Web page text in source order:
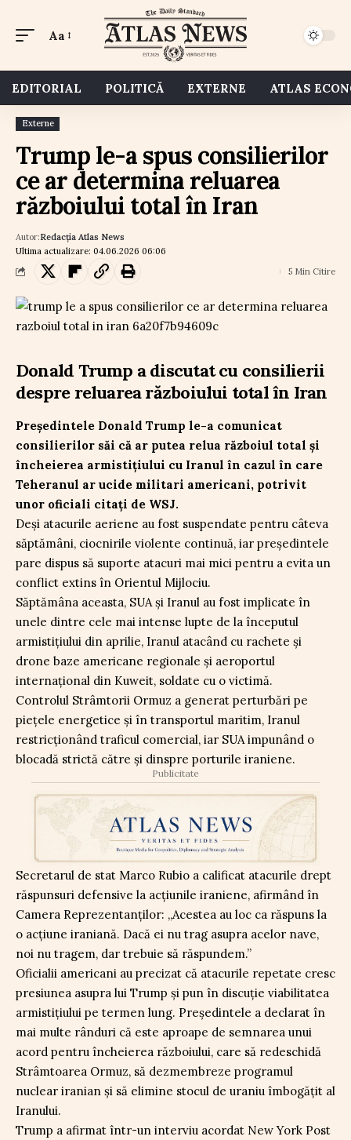
Aa
EDITORIAL POLITICĂ EXTERNE ATLAS
Externe
Trump le-a spus consilierilor
ce ar determina reluarea
războiului total în Iran
Ultima actualizare: 04.06.2026 06:06
Autor:Redacția Atlas News
5 Min Citire
Donald Trump a discutat cu consilierii
despre reluarea războiului total în Iran
Președintele Donald Trump le-a comunicat
consilierilor săi că ar putea relua războiul total și
încheierea armistițiului cu Iranul în cazul în care
Teheranul ar ucide militari americani, potrivit
unor oficiali citați de WSJ.
Deși atacurile aeriene au fost suspendate pentru câteva
săptămâni, ciocnirile violente continuă, iar președintele
pare dispus să suporte atacuri mai mici pentru a evita un
conflict extins în Orientul Mijlociu.
Săptămâna aceasta, SUA și Iranul au fost implicate în
unele dintre cele mai intense lupte de la începutul
armistițiului din aprilie, Iranul atacând cu rachete și
drone baze americane regionale și aeroportul
internațional din Kuweit, soldate cu o victimă.
Controlul Strâmtorii Ormuz a generat perturbări pe
piețele energetice și în transportul maritim, Iranul
restricționând traficul comercial, iar SUA impunând o
blocadă strictă către și dinspre porturile iraniene.
Publicitate
Secretarul de stat Marco Rubio a calificat atacurile drept
răspunsuri defensive la acțiunile iraniene, afirmând în
Camera Reprezentanților: „Acestea au loc ca răspuns la
o acțiune iraniană. Dacă ei nu trag asupra acelor nave,
noi nu tragem, dar trebuie să răspundem.”
Oficialii americani au precizat că atacurile repetate cresc
presiunea asupra lui Trump și pun în discuție viabilitatea
armistițiului pe termen lung. Președintele a declarat în
mai multe rânduri că este aproape de semnarea unui
acord pentru încheierea războiului, care să redeschidă
Strâmtoarea Ormuz, să dezmembreze programul
nuclear iranian și să elimine stocul de uraniu îmbogățit al
Iranului.
Trump a afirmat într-un interviu acordat New York Post